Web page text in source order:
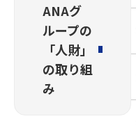
ANAグ
ループの
「人財」
の取り組
み